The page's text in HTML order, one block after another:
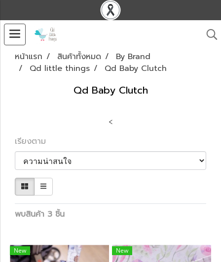
หน้าแรก สินค้าทั้งหมด
By Brand
Qd little things
Qd Baby Clutch
Qd Baby Clutch
<
เรียงตาม
พบสินค้า 3 ชิ้น
New New